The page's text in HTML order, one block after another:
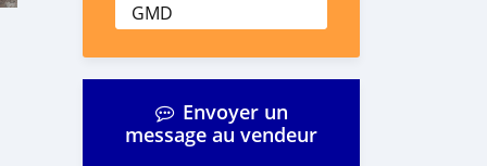
GMD
Envoyer un
message au vendeur